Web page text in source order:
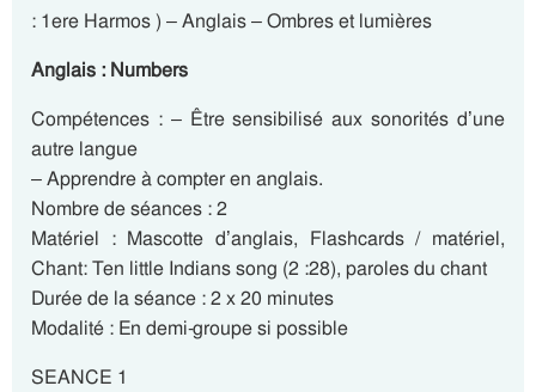
: 1ere Harmos ) – Anglais – Ombres et lumières
Anglais : Numbers
Compétences : – Être sensibilisé aux sonorités d’une
autre langue
– Apprendre à compter en anglais.
Nombre de séances : 2
Matériel : Mascotte d’anglais, Flashcards / matériel,
Chant: Ten little Indians song (2 :28), paroles du chant
Durée de la séance : 2 x 20 minutes
Modalité : En demi-groupe si possible
SEANCE 1